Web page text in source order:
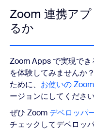
Zoom 連携ア
るか
Zoom Apps で実現でき
を体験してみませんか
ために、 お使いの
ージョンにしてください
ぜひ Zoom デベロッパ
チェックしてデベロッ